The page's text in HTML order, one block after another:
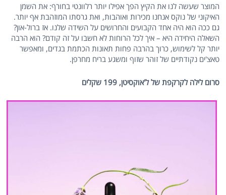
המוצר שעשה לנו את הקיץ הפך אפילו יותר רלוונטי בחורף: את השמן
האיקוני של נוקס אנחנו מכירות ואוהבות, ואת גרסתו המוזהבת אף יותר.
גם ככה הוא היה אחד הקבועים והחרושים על השידה שלנו. אז ברול-און?
השאלה היחידה היא – איך לכל הרוחות לא חשבו על זה קודם? הוא הרבה
יותר קל לשימוש, כרוך בהרבה פחות תאונות הכתמת בגדים, ומאפשר
טאצ'ים נקודתיים של זוהר שזוף ומשגע בריח מחרפן.
סרום לילה לקרקפת של ל'אוקסיטן, 199 שקלים